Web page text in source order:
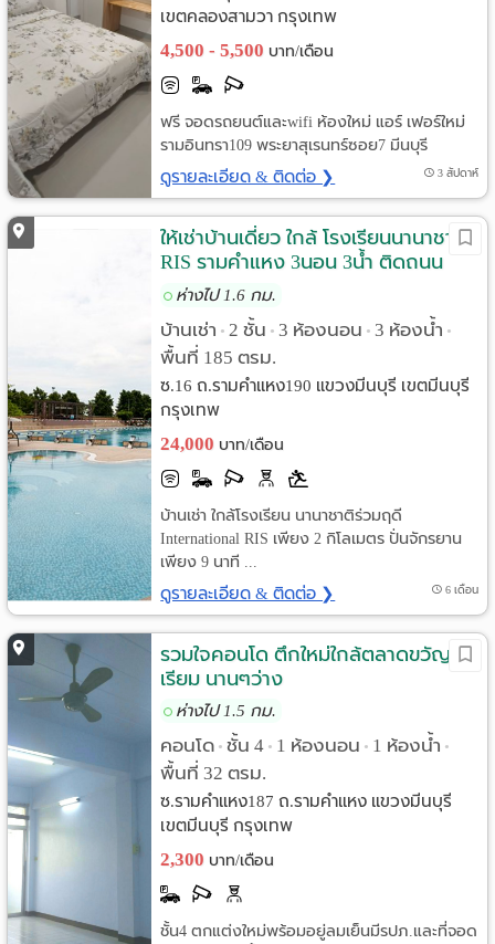
เขตคลองสามวา กรุงเทพ
4,500 - 5,500 บาท/เดือน
ฟรี จอดรถยนต์และwifi ห้องใหม่ แอร์ เฟอร์ใหม่
รามอินทรา109 พระยาสุเรนทร์ซอย7 มีนบุรี
ดูรายละเอียด & ติดต่อ ❯ 3 สัปดาห์
ให้เช่าบ้านเดี่ยว ใกล้ โรงเรียนนานาชาติ
RIS รามคำแหง 3นอน 3น้ำ ติดถนน
ใหญ่
ห่างไป 1.6 กม.
บ้านเช่า • 2 ชั้น • 3 ห้องนอน • 3 ห้องน้ำ •
พื้นที่ 185 ตรม.
ซ.16 ถ.รามคำแหง190 แขวงมีนบุรี เขตมีนบุรี
กรุงเทพ
24,000 บาท/เดือน
บ้านเช่า ใกล้โรงเรียน นานาชาติร่วมฤดี
International RIS เพียง 2 กิโลเมตร ปั่นจักรยาน
เพียง 9 นาที ...
ดูรายละเอียด & ติดต่อ ❯ 6 เดือน
รวมใจคอนโด ตึกใหม่ใกล้ตลาดขวัญ
เรียม นานๆว่าง
ห่างไป 1.5 กม.
คอนโด • ชั้น 4 • 1 ห้องนอน • 1 ห้องน้ำ •
พื้นที่ 32 ตรม.
ซ.รามคำแหง187 ถ.รามคำแหง แขวงมีนบุรี
เขตมีนบุรี กรุงเทพ
2,300 บาท/เดือน
ชั้น4 ตกแต่งใหม่พร้อมอยู่ลมเย็นมีรปภ.และที่จอด